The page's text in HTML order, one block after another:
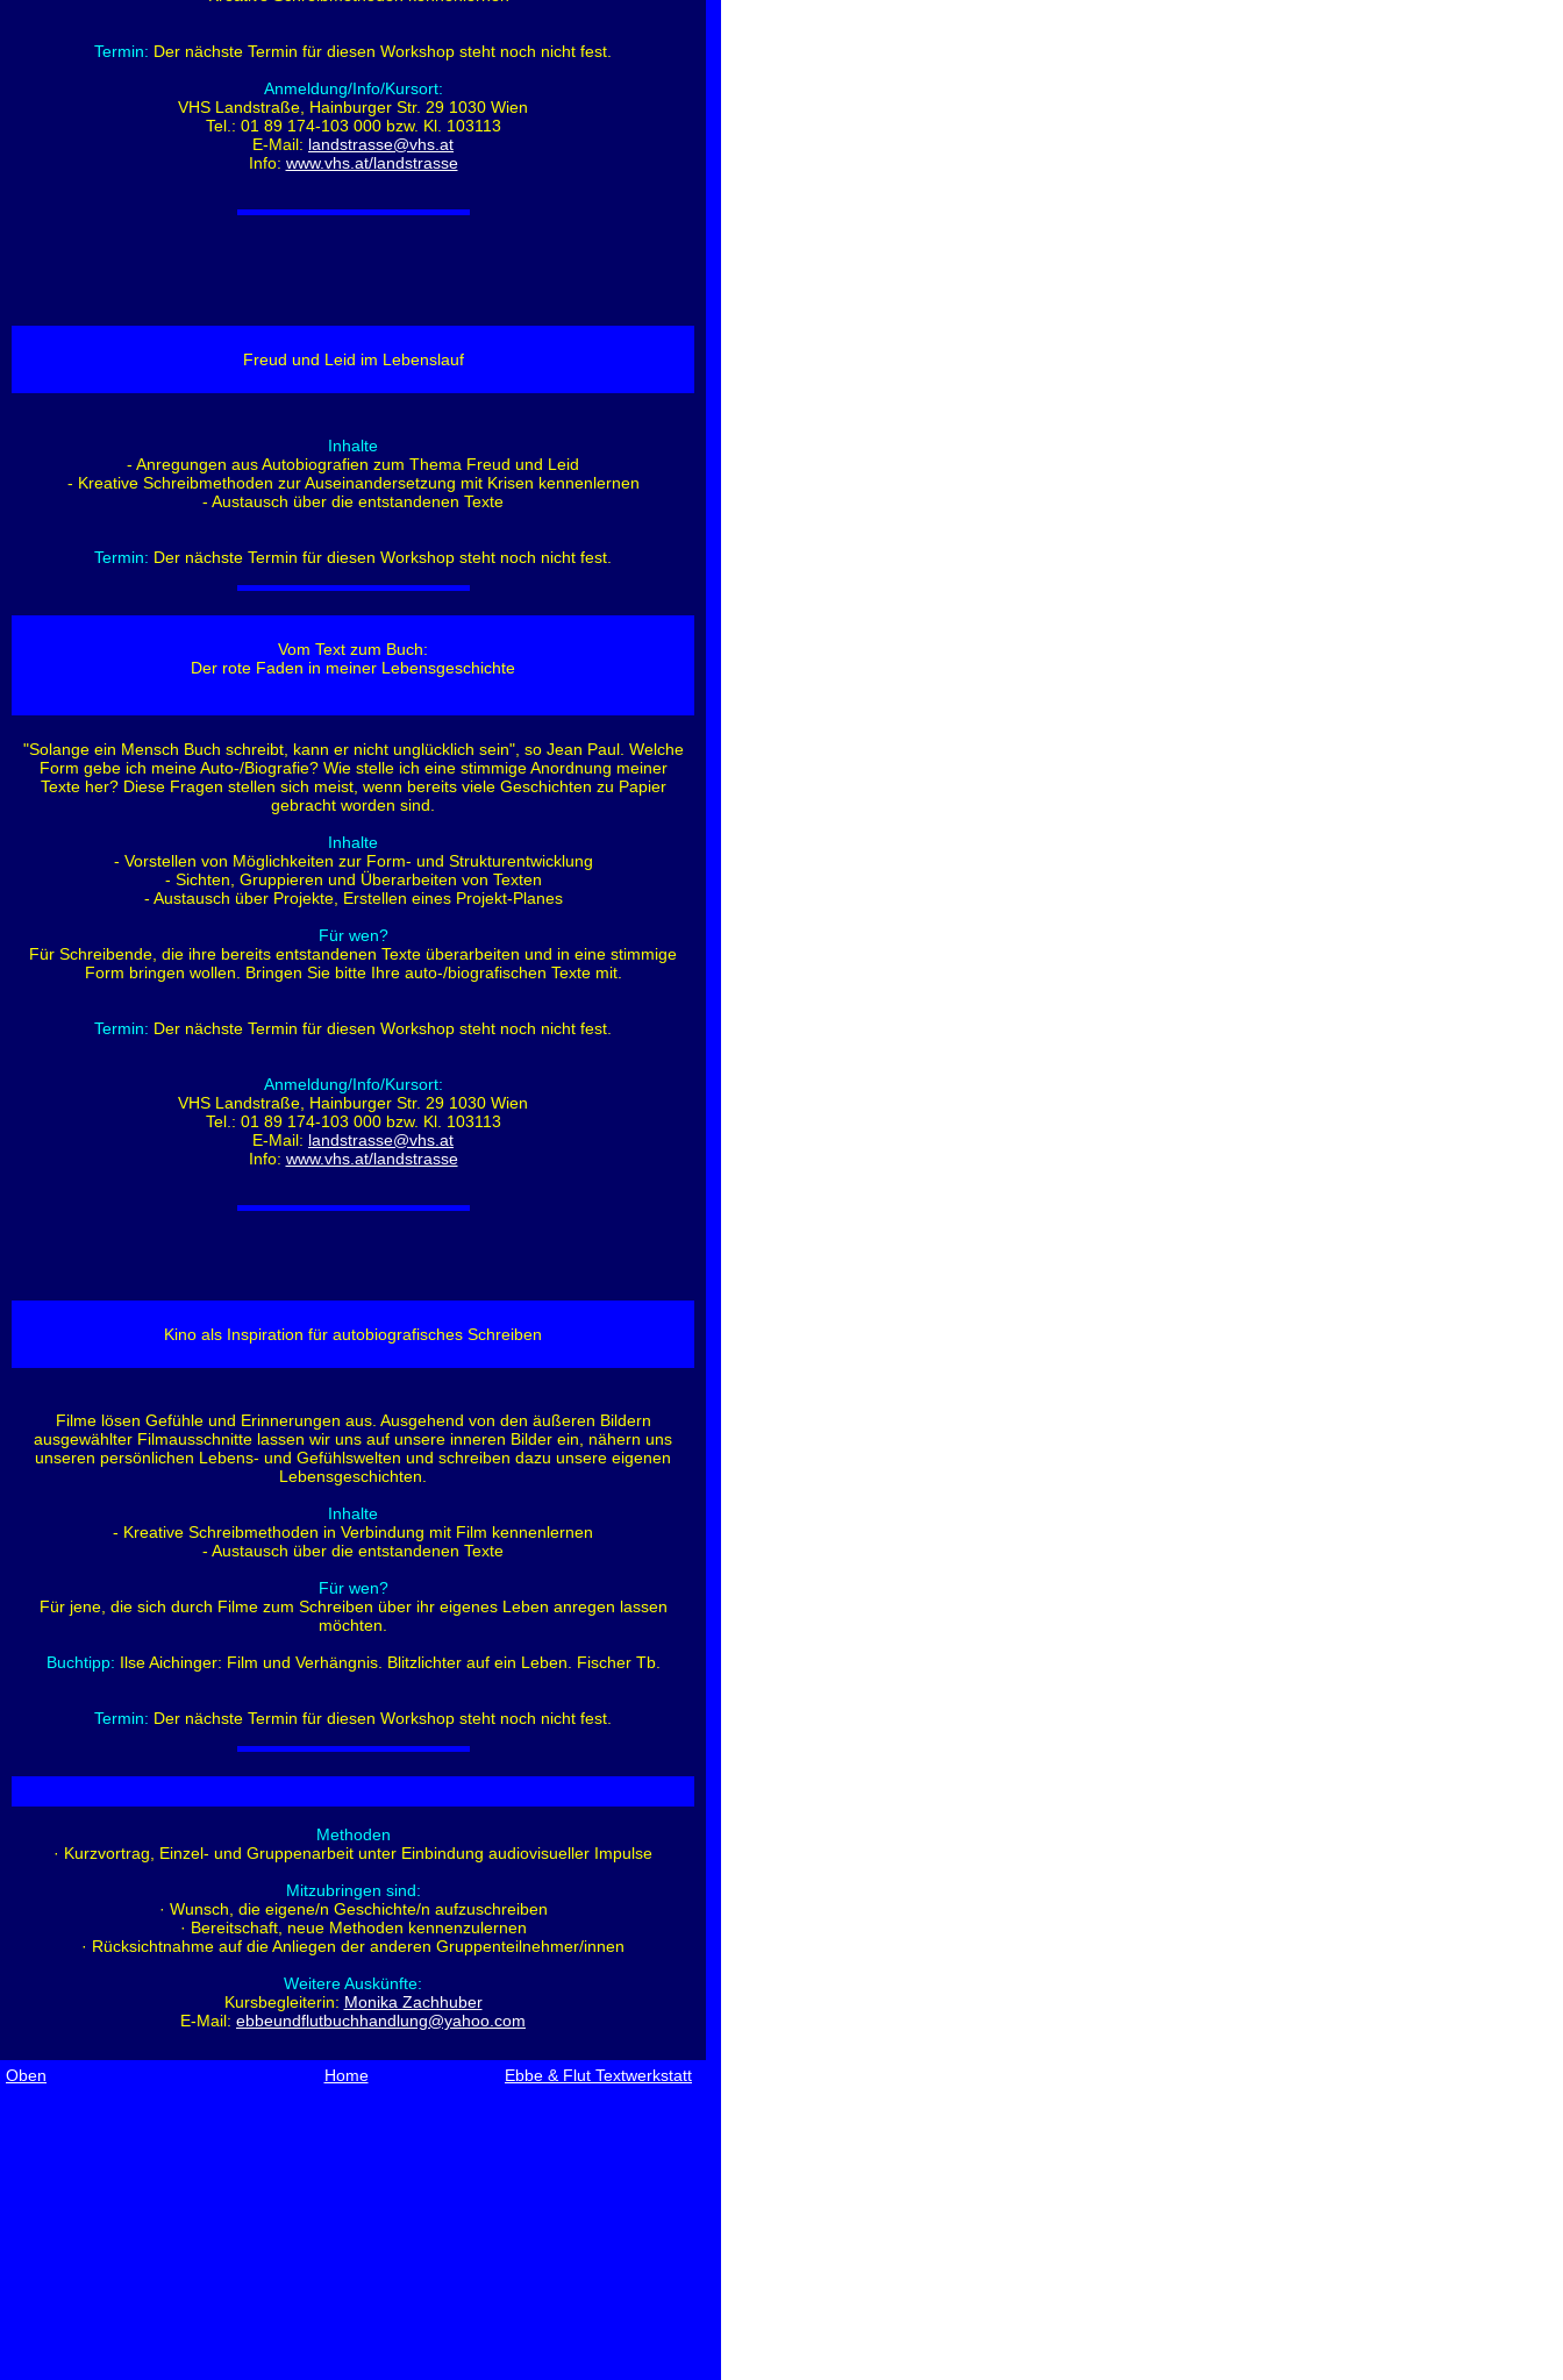
Termin: Der nächste Termin für diesen Workshop steht noch nicht fest.
Anmeldung/Info/Kursort:
VHS Landstraße, Hainburger Str. 29 1030 Wien
Tel.: 01 89 174-103 000 bzw. Kl. 103113
E-Mail: landstrasse@vhs.at
Info: www.vhs.at/landstrasse
Freud und Leid im Lebenslauf
Inhalte
- Anregungen aus Autobiografien zum Thema Freud und Leid
- Kreative Schreibmethoden zur Auseinandersetzung mit Krisen kennenlernen
- Austausch über die entstandenen Texte
Termin: Der nächste Termin für diesen Workshop steht noch nicht fest.
Vom Text zum Buch:
Der rote Faden in meiner Lebensgeschichte
"Solange ein Mensch Buch schreibt, kann er nicht unglücklich sein", so Jean Paul. Welche
Form gebe ich meine Auto-/Biografie? Wie stelle ich eine stimmige Anordnung meiner
Texte her? Diese Fragen stellen sich meist, wenn bereits viele Geschichten zu Papier
gebracht worden sind.
Inhalte
- Vorstellen von Möglichkeiten zur Form- und Strukturentwicklung
- Sichten, Gruppieren und Überarbeiten von Texten
- Austausch über Projekte, Erstellen eines Projekt-Planes
Für wen?
Für Schreibende, die ihre bereits entstandenen Texte überarbeiten und in eine stimmige
Form bringen wollen. Bringen Sie bitte Ihre auto-/biografischen Texte mit.
Termin: Der nächste Termin für diesen Workshop steht noch nicht fest.
Anmeldung/Info/Kursort:
VHS Landstraße, Hainburger Str. 29 1030 Wien
Tel.: 01 89 174-103 000 bzw. Kl. 103113
E-Mail: landstrasse@vhs.at
Info: www.vhs.at/landstrasse
Kino als Inspiration für autobiografisches Schreiben
Filme lösen Gefühle und Erinnerungen aus. Ausgehend von den äußeren Bildern
ausgewählter Filmausschnitte lassen wir uns auf unsere inneren Bilder ein, nähern uns
unseren persönlichen Lebens- und Gefühlswelten und schreiben dazu unsere eigenen
Lebensgeschichten.
Inhalte
- Kreative Schreibmethoden in Verbindung mit Film kennenlernen
- Austausch über die entstandenen Texte
Für wen?
Für jene, die sich durch Filme zum Schreiben über ihr eigenes Leben anregen lassen
möchten.
Buchtipp: Ilse Aichinger: Film und Verhängnis. Blitzlichter auf ein Leben. Fischer Tb.
Termin: Der nächste Termin für diesen Workshop steht noch nicht fest.
Methoden
· Kurzvortrag, Einzel- und Gruppenarbeit unter Einbindung audiovisueller Impulse
Mitzubringen sind:
· Wunsch, die eigene/n Geschichte/n aufzuschreiben
· Bereitschaft, neue Methoden kennenzulernen
· Rücksichtnahme auf die Anliegen der anderen Gruppenteilnehmer/innen
Weitere Auskünfte:
Kursbegleiterin: Monika Zachhuber
E-Mail: ebbeundflutbuchhandlung@yahoo.com
Oben Home Ebbe & Flut Textwerkstatt